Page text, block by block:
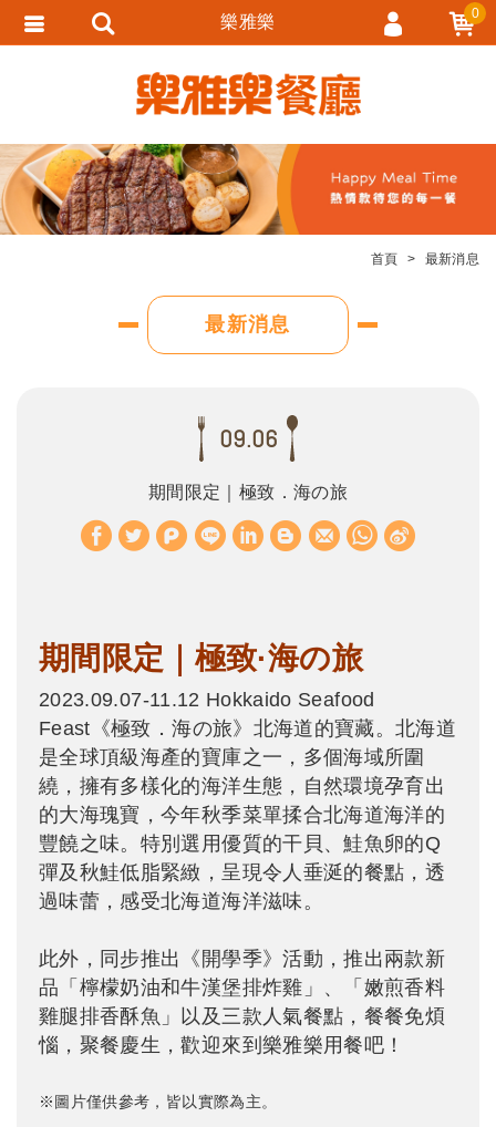
首頁 最新消息
最新消息
09.06
期間限定｜極致．海の旅
W
p
p
i
b
o
期間限定｜極致·海の旅
2023.09.07-11.12 Hokkaido Seafood
Feast《極致．海の旅》北海道的寶藏。北海道
是全球頂級海產的寶庫之一，多個海域所圍
繞，擁有多樣化的海洋生態，自然環境孕育出
的大海瑰寶，今年秋季菜單揉合北海道海洋的
豐饒之味。特別選用優質的干貝、鮭魚卵的Q
彈及秋鮭低脂緊緻，呈現令人垂涎的餐點，透
過味蕾，感受北海道海洋滋味。
此外，同步推出《開學季》活動，推出兩款新
品「檸檬奶油和牛漢堡排炸雞」、「嫩煎香料
雞腿排香酥魚」以及三款人氣餐點，餐餐免煩
惱，聚餐慶生，歡迎來到樂雅樂用餐吧！
※圖片僅供參考，皆以實際為主。
樂雅樂 0
會員註冊
忘記密碼
訂單查詢
追蹤清單